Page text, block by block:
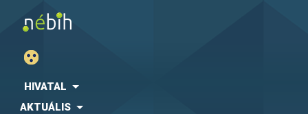
HIVATAL
AKTUÁLIS